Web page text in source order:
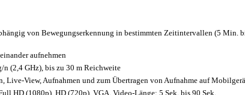
von Bewegungserkennung in bestimmten Zeitintervallen (5 Min.
aufnehmen
(2,4 GHz), bis zu 30 m Reichweite
Live-View, Aufnahmen und zum Übertragen von Aufnahme auf
HD (1080p), HD (720p), VGA, Video-Länge: 5 Sek. bis 90 Sek.